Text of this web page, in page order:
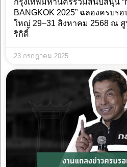
กรุงเทพมหานครร่วมสนับสนุน
BANGKOK 2025” ฉลองครบ
ใหญ่ 29–31 สิงหาคม 2568 ณ
ริกิติ์
23 กรกฎาคม 2025